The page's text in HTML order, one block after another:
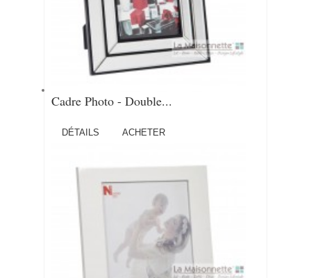
Cadre Photo - Double...
DÉTAILS ACHETER